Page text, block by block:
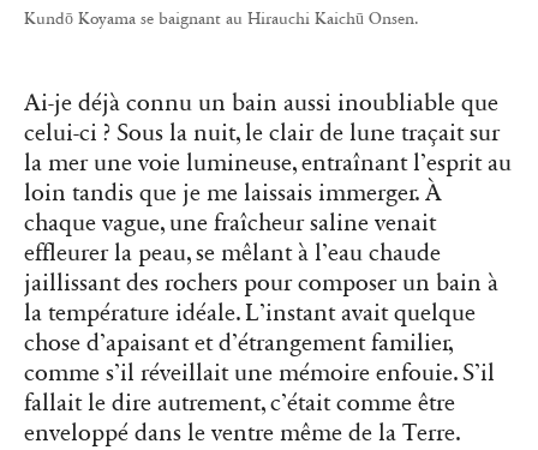
Kundō Koyama se baignant au Hirauchi Kaichū Onsen.
Ai-je déjà connu un bain aussi inoubliable que
celui-ci ? Sous la nuit, le clair de lune traçait sur
la mer une voie lumineuse, entraînant l’esprit au
loin tandis que je me laissais immerger. À
chaque vague, une fraîcheur saline venait
effleurer la peau, se mêlant à l’eau chaude
jaillissant des rochers pour composer un bain à
la température idéale. L’instant avait quelque
chose d’apaisant et d’étrangement familier,
comme s’il réveillait une mémoire enfouie. S’il
fallait le dire autrement, c’était comme être
enveloppé dans le ventre même de la Terre.